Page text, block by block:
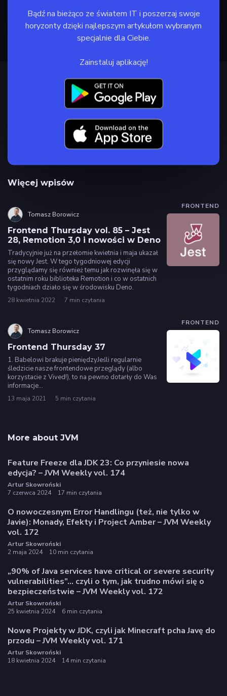
Bądź na bieżąco ze światem IT i poszerzaj swoje
horyzonty dzięki najlepszym artykułom wybranym
specjalnie dla Ciebie.
Zainstaluj aplikację!
Więcej wpisów
FRONTEND
Tomasz Borowicz
Frontend Thursday vol. 85 – Jest
28, Remotion 3,0 i nowości w Deno
Tradycyjnie już na przełomie kwietnia i maja ukazał
się nowy Jest. W tego tygodniowej edycji
przyglądamy się również temu jak rozwinęła się w
ostatnim roku biblioteka Remotion i co w ostatnich
tygodniach działo się w środowisku Deno.
28 kwietnia 2022 7 min czytania
FRONTEND
Tomasz Borowicz
Frontend Thursday 37
1. Babelowi brakuje pieniędzyJeśli regularnie
śledzicie nasze frontendowe przeglądy (albo
korzystacie z Vived!), to na pewno dotarły do Was
informacje…
13 maja 2021 5 min czytania
More about JVM
Feature Freeze dla JDK 23: Co przyniesie nowa
edycja? – JVM Weekly vol. 174
Artur Skowroński
7 czerwca 2024
17 min czytania
O nowoczesnym Error Handlingu (też, nie tylko w
Javie): Monady, Efekty i Project Amber – JVM Weekly
vol. 172
Artur Skowroński
2 maja 2024
10 min czytania
„90% of Java services have critical or severe security
vulnerabilities”… czyli o tym, jak trudno mówi się o
bezpieczeństwie – JVM Weekly vol. 172
Artur Skowroński
25 kwietnia 2024
6 min czytania
Nowe Projekty w JDK, czyli jak Minecraft pcha Javę do
przodu – JVM Weekly vol. 171
Artur Skowroński
18 kwietnia 2024
14 min czytania